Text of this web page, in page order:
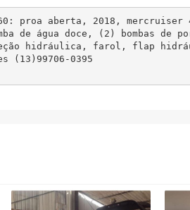
260: proa aberta, 2018,
de água doce, (2) bombas de
hidráulica, farol, flap
0395